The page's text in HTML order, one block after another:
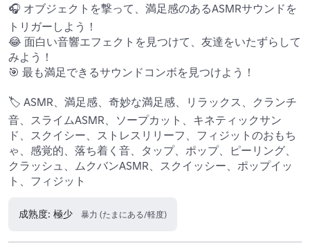
🎧 オブジェクトを撃って、満足感のあるASMRサウンドを
トリガーしよう！
😂 面白い音響エフェクトを見つけて、友達をいたずらして
みよう！
🎯 最も満足できるサウンドコンボを見つけよう！
🏷️ ASMR、満足感、奇妙な満足感、リラックス、クランチ
音、スライムASMR、ソープカット、キネティックサン
ド、スクイシー、ストレスリリーフ、フィジットのおもち
ゃ、感覚的、落ち着く音、タップ、ポップ、ピーリング、
クラッシュ、ムクバンASMR、スクイッシー、ポップイッ
ト、フィジット
成熟度: 極少 暴力 (たまにある/軽度)